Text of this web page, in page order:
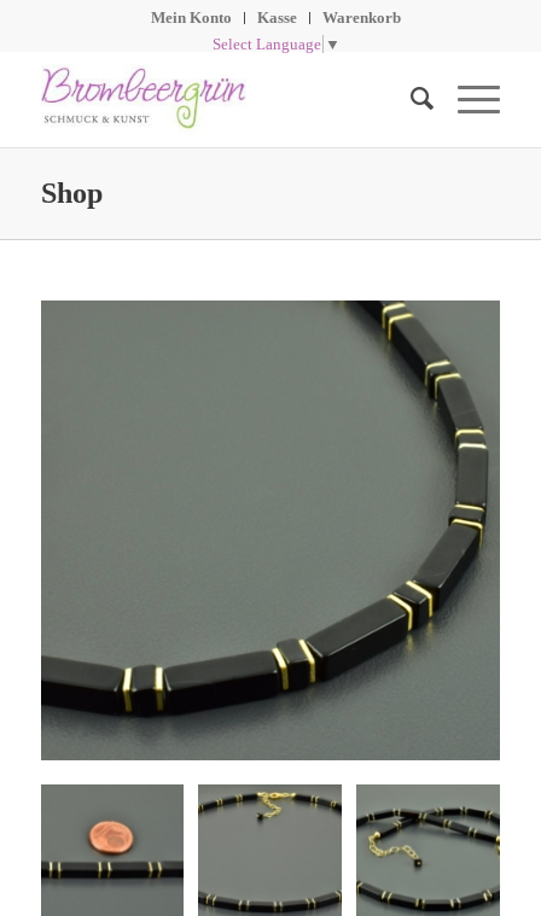
Mein Konto Kasse
Warenkorb
Select Language ▼
Shop